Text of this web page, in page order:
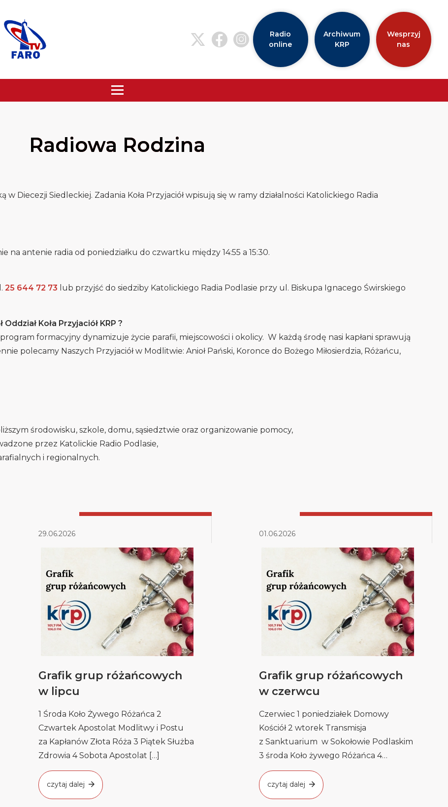
Radio
online
Archiwum
KRP
Wesprzyj
nas
Radiowa Rodzina
w Diecezji Siedleckiej. Zadania Koła Przyjaciół wpisują się w ramy działalności Katolickiego Radia
na antenie radia od poniedziałku do czwartku między 14:55 a 15:30.
25 644 72 73 lub przyjść do siedziby Katolickiego Radia Podlasie przy ul. Biskupa Ignacego Świrskiego
Koła Przyjaciół KRP ?
formacyjny dynamizuje życie parafii, miejscowości i okolicy. W każdą środę nasi kapłani sprawują
polecamy Naszych Przyjaciół w Modlitwie: Anioł Pański, Koronce do Bożego Miłosierdzia, Różańcu,
środowisku, szkole, domu, sąsiedztwie oraz organizowanie pomocy,
przez Katolickie Radio Podlasie,
i regionalnych.
29.06.2026
Grafik grup różańcowych
w lipcu
1 Środa Koło Żywego Różańca 2
Czwartek Apostolat Modlitwy i Postu
za Kapłanów Złota Róża 3 Piątek Służba
Zdrowia 4 Sobota Apostolat […]
czytaj dalej
01.06.2026
Grafik grup różańcowych
w czerwcu
Czerwiec 1 poniedziałek Domowy
Kościół 2 wtorek Transmisja
z Sanktuarium w Sokołowie Podlaskim
3 środa Koło żywego Różańca 4
czwartek Apostolat Modlitwy […]
czytaj dalej